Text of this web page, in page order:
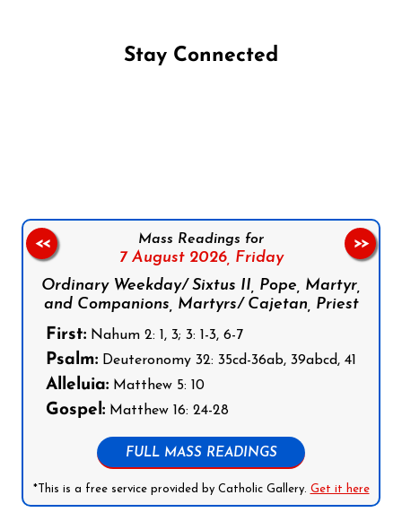
Stay Connected
Mass Readings for
7 August 2026, Friday
Ordinary Weekday/ Sixtus II, Pope, Martyr,
and Companions, Martyrs/ Cajetan, Priest
First: Nahum 2: 1, 3; 3: 1-3, 6-7
Psalm: Deuteronomy 32: 35cd-36ab, 39abcd, 41
Alleluia: Matthew 5: 10
Gospel: Matthew 16: 24-28
FULL MASS READINGS
*This is a free service provided by Catholic Gallery. Get it here
<< >>